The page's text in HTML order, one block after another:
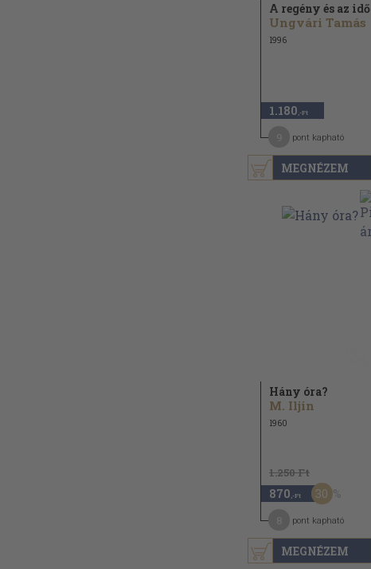
MEGNÉZEM
A regény és az idő
Ungvári Tamás
1996
1.180 ,-Ft
pont kapható
MEGNÉZEM
Hány óra?
M. Iljin
1960
1.250 Ft
870 ,-Ft 30
pont kapható